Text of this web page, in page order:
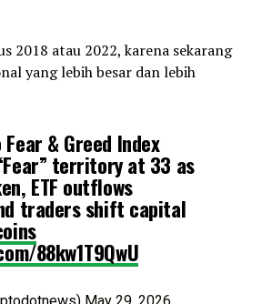
2018 atau 2022, karena sekarang
yang lebih besar dan lebih
Fear & Greed Index
territory at 33 as
ETF outflows
traders shift capital
88kw1T9QwU